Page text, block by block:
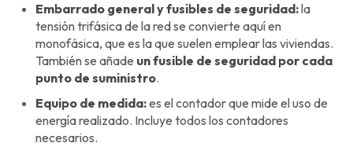
Embarrado general y fusibles de seguridad:la
tensión trifásica de la red se convierte aquí en
monofásica, que es la que suelen emplear las viviendas.
También se añade un fusible de seguridad por cada
punto de suministro.
Equipo de medida:es el contador que mide el uso de
energía realizado. Incluye todos los contadores
necesarios.